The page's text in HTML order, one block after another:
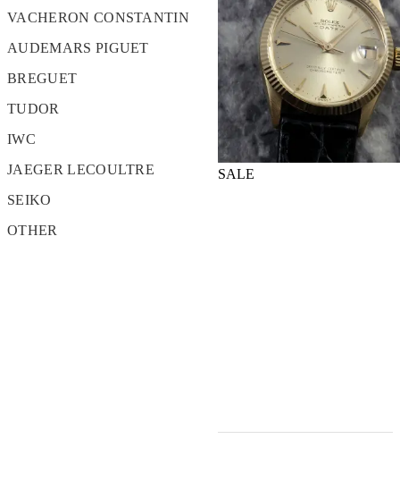
SALE
VACHERON CONSTANTIN
AUDEMARS PIGUET
BREGUET
TUDOR
IWC
JAEGER LECOULTRE
SEIKO
OTHER